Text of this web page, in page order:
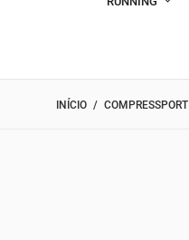
INÍCIO COMPRESSPORT